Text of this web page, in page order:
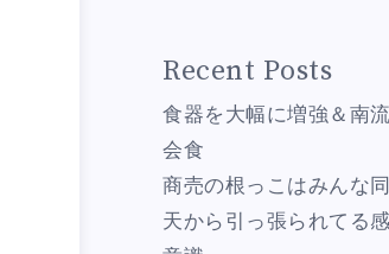
Recent Posts
食器を大幅に増強＆南
会食
商売の根っこはみんな
天から引っ張られてる